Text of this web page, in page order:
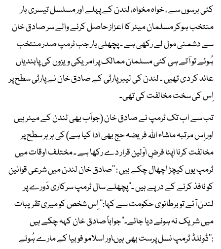
کئی برسوں سے ، خواہ مخواہ، لندن کے پہلے اور مسلسل تیسری بار
منتخب ہوکر مسلمان میئر کا اعزاز حاصل کرنے والے سر صادق خان
سے دشمنی مول لے رکھی ہے ۔ پچھلی بار جب ٹرمپ صدر منتخب
ہُوئے تو آتے ہی کئی مسلمان ممالک پر امریکی ویزوں کی پابندیاں
عائد کر دی تھیں ۔ لندن کی لیبر پارٹی کے صادق خان نے پارٹی سطح پر
اِس کی سخت مخالفت کی تھی۔
تب سے اب تک ٹرمپ نے صادق خان (جواَب بھی لندن کے میئر ہیں
اور اِس مرتبہ ماشاء اللہ فریضہ حج بھی ادا کیا ہے) کی ہر ہر سطح پر
مخالفت کرنا اپنا فرضِ اوّلین قرار دے رکھا ہے ۔ مختلف اوقات میں
ٹرمپ یوں کیچڑ اچھال چکے ہیں : ’’صادق خان لندن میں شرعی قوانین
کو نافذ کرنے کے درپے ہیں ۔‘‘پچھلے سال ٹرمپ سرکاری دَورے پر
لندن آئے تو برطانوی حکومت سے کہا:’’ اِس شخص کو میری تقریبات
میں شریک نہ ہونے دیا جائے۔‘‘جواباً صادق خان کہہ چکے ہیں
:’’ڈونلڈ ٹرمپ نسل پرست بھی ہیںاور اسلامو فوبیا کے مارے ہُوئے